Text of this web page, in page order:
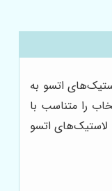
اتسو به
را متناسب با
لاستیک‌های اتسو